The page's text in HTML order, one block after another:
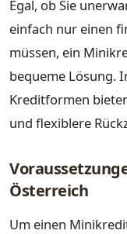
Egal, ob Sie
einfach nur einen
müssen, ein
bequeme Lösung.
Kreditformen
und flexiblere
Österreich
Um einen